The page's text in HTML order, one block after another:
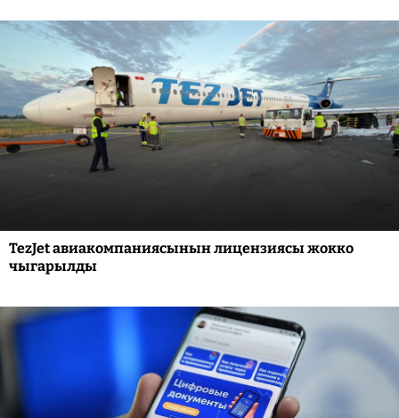
TezJet авиакомпаниясынын лицензиясы жокко
чыгарылды